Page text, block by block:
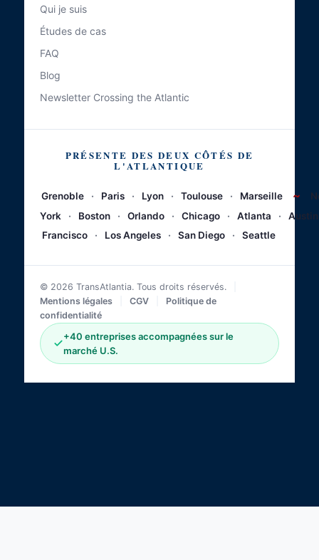
Qui je suis
Études de cas
FAQ
Blog
Newsletter Crossing the Atlantic
PRÉSENTE DES DEUX CÔTÉS DE
L'ATLANTIQUE
Grenoble · Paris · Lyon · Toulouse · Marseille ~
York
· Boston · Orlando · Chicago · Atlanta ·
Austin
Francisco
· Los Angeles · San Diego · Seattle
© 2026 TransAtlantia. Tous droits réservés.
Mentions légales
CGV
Politique de
confidentialité
+40 entreprises accompagnées sur le
marché U.S.